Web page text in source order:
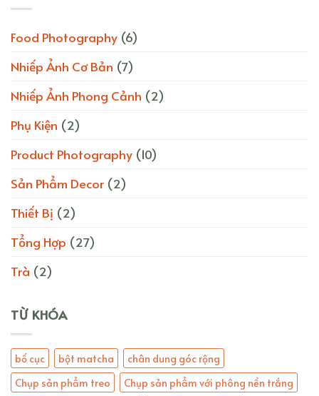
Food Photography (6)
Nhiếp Ảnh Cơ Bản (7)
Nhiếp Ảnh Phong Cảnh (2)
Phụ Kiện (2)
Product Photography (10)
Sản Phẩm Decor (2)
Thiết Bị (2)
Tổng Hợp (27)
Trà (2)
TỪ KHÓA
bố cục bột matcha
chân dung góc rộng
Chụp sản phẩm treo
Chụp sản phẩm với phông nền trắng